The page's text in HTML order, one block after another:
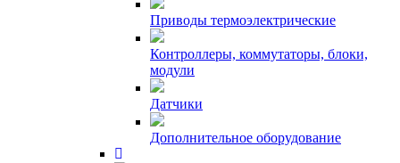
Приводы термоэлектрические
Контроллеры, коммутаторы, блоки,
модули
Датчики
Дополнительное оборудование